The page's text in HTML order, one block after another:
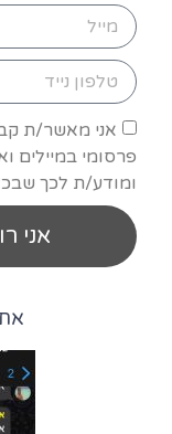
אני מאשר/ת
פרסומי במיילים
ומודע/ת לכך
אני